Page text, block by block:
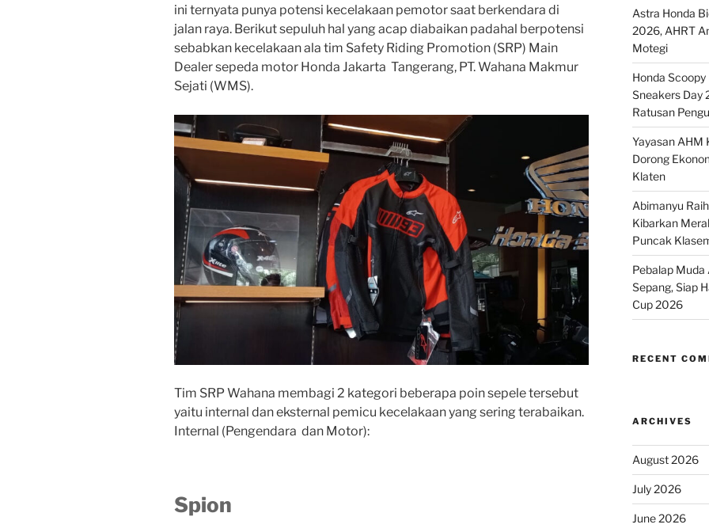
ini ternyata punya potensi kecelakaan pemotor saat berkendara di
jalan raya. Berikut sepuluh hal yang acap diabaikan padahal berpotensi
sebabkan kecelakaan ala tim Safety Riding Promotion (SRP) Main
Dealer sepeda motor Honda Jakarta Tangerang, PT. Wahana Makmur
Sejati (WMS).
Tim SRP Wahana membagi 2 kategori beberapa poin sepele tersebut
yaitu internal dan eksternal pemicu kecelakaan yang sering terabaikan.
Internal (Pengendara dan Motor):
Spion
Astra Honda
2026, AHRT
Motegi
Honda
Sneakers Day
Ratusan
Yayasan AHM
Dorong
Klaten
Abimanyu
Kibarkan
Puncak
Pebalap Muda
Sepang, Siap
Cup 2026
RECENT
ARCHIVES
August 2026
July 2026
June 2026